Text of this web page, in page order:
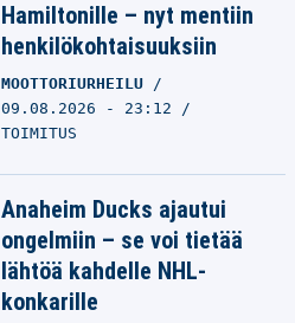
Hamiltonille – nyt mentiin
henkilökohtaisuuksiin
MOOTTORIURHEILU
09.08.2026 - 23:12
TOIMITUS
Anaheim Ducks ajautui
ongelmiin – se voi tietää
lähtöä kahdelle NHL-
konkarille